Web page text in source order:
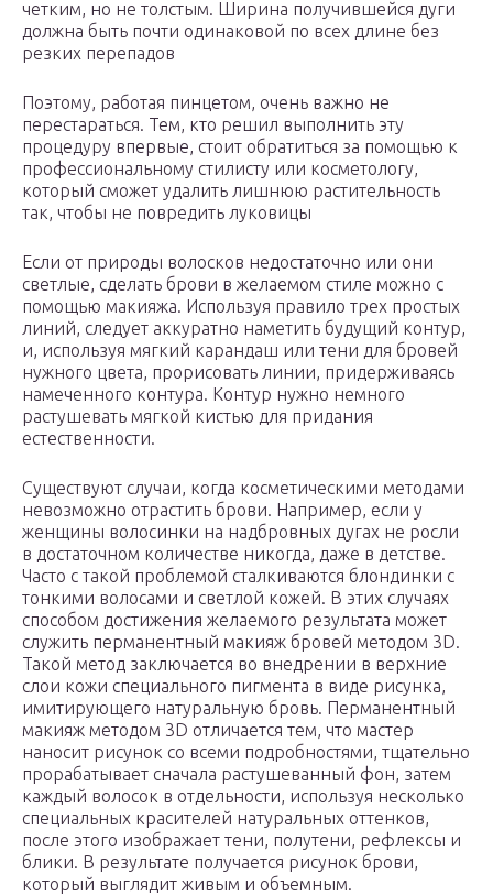
четким, но не толстым. Ширина получившейся дуги
должна быть почти одинаковой по всех длине без
резких перепадов
Поэтому, работая пинцетом, очень важно не
перестараться. Тем, кто решил выполнить эту
процедуру впервые, стоит обратиться за помощью к
профессиональному стилисту или косметологу,
который сможет удалить лишнюю растительность
так, чтобы не повредить луковицы
Если от природы волосков недостаточно или они
светлые, сделать брови в желаемом стиле можно с
помощью макияжа. Используя правило трех простых
линий, следует аккуратно наметить будущий контур,
и, используя мягкий карандаш или тени для бровей
нужного цвета, прорисовать линии, придерживаясь
намеченного контура. Контур нужно немного
растушевать мягкой кистью для придания
естественности.
Существуют случаи, когда косметическими методами
невозможно отрастить брови. Например, если у
женщины волосинки на надбровных дугах не росли
в достаточном количестве никогда, даже в детстве.
Часто с такой проблемой сталкиваются блондинки с
тонкими волосами и светлой кожей. В этих случаях
способом достижения желаемого результата может
служить перманентный макияж бровей методом 3D.
Такой метод заключается во внедрении в верхние
слои кожи специального пигмента в виде рисунка,
имитирующего натуральную бровь. Перманентный
макияж методом 3D отличается тем, что мастер
наносит рисунок со всеми подробностями, тщательно
прорабатывает сначала растушеванный фон, затем
каждый волосок в отдельности, используя несколько
специальных красителей натуральных оттенков,
после этого изображает тени, полутени, рефлексы и
блики. В результате получается рисунок брови,
который выглядит живым и объемным.